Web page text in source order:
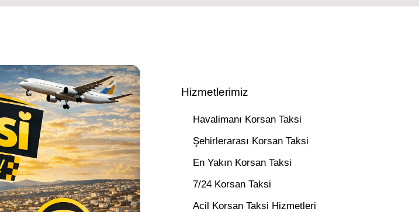
Hizmetlerimiz
Havalimanı Korsan Taksi
Şehirlerarası Korsan Taksi
En Yakın Korsan Taksi
7/24 Korsan Taksi
Acil Korsan Taksi Hizmetleri